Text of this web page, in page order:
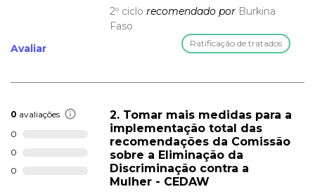
Avaliar
2º ciclo recomendado por Burkina
Faso
Ratificação de tratados
0 avaliações
0
0
0
2. Tomar mais medidas para a
implementação total das
recomendações da Comissão
sobre a Eliminação da
Discriminação contra a
Mulher - CEDAW